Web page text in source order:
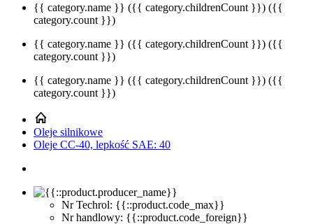
{{ category.name }} ({{ category.childrenCount }}) ({{
category.count }})
{{ category.name }} ({{ category.childrenCount }}) ({{
category.count }})
{{ category.name }} ({{ category.childrenCount }}) ({{
category.count }})
Oleje silnikowe
Oleje CC-40, lepkość SAE: 40
Nr Techrol: {{::product.code_max}}
Nr handlowy: {{::product.code_foreign}}